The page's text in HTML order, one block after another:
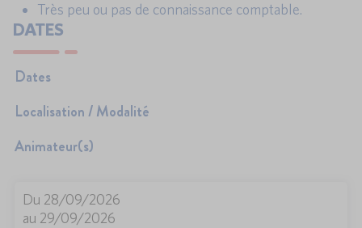
Très peu ou pas de connaissance comptable.
DATES
Dates
Localisation / Modalité
Animateur(s)
Du 28/09/2026
au 29/09/2026